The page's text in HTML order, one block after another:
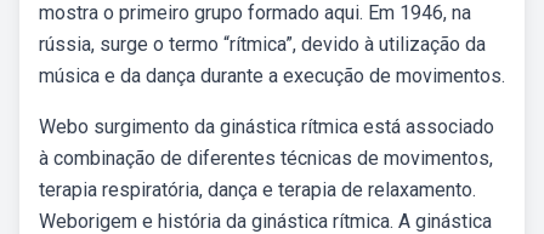
mostra o primeiro grupo formado aqui. Em 1946, na
rússia, surge o termo “rítmica”, devido à utilização da
música e da dança durante a execução de movimentos.
Webo surgimento da ginástica rítmica está associado
à combinação de diferentes técnicas de movimentos,
terapia respiratória, dança e terapia de relaxamento.
Weborigem e história da ginástica rítmica. A ginástica